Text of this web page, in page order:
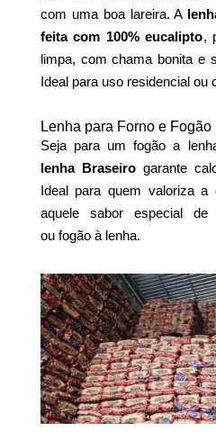
com uma boa lareira. A
feita com 100% eucalipto,
limpa, com chama bonita e
Ideal para uso residencial ou
Lenha para Forno e Fogão
Seja para um fogão a
lenha Braseirogarante
Ideal para quem valoriza a
aquele sabor especial
ou fogão à lenha.